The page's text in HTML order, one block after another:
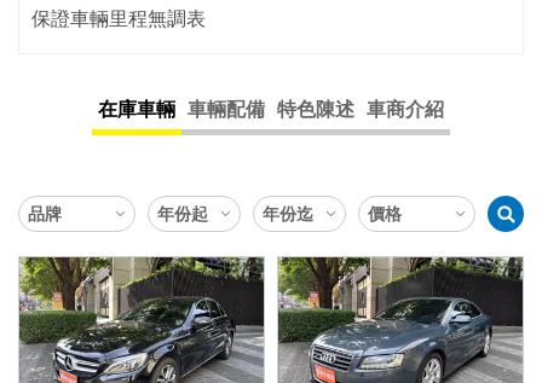
保證車輛里程無調表
在庫車輛 車輛配備 特色陳述 車商介紹